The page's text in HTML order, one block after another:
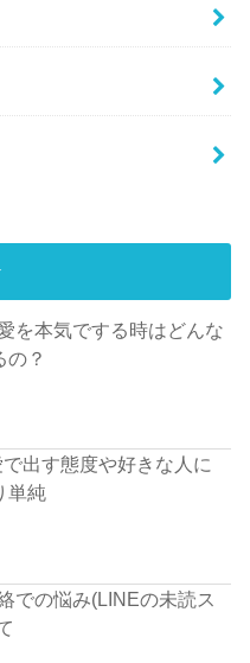
を本気でする時はどんな
の？
出す態度や好きな人に
単純
での悩み(LINEの未読ス